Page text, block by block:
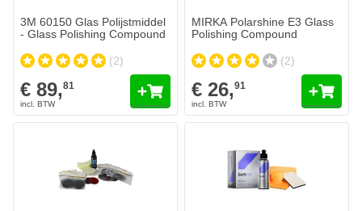
3M 60150 Glas Polijstmiddel
- Glass Polishing Compound
(2)
€ 89,81
MIRKA Polarshine E3 Glass
Polishing Compound
(2)
€ 26,91
Op voorraad
Diameter